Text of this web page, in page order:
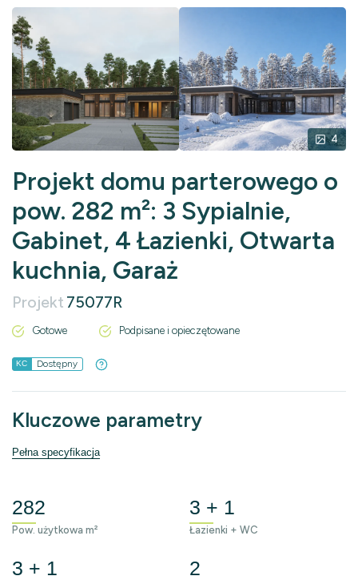
4
Projekt domu parterowego o
pow. 282 m²: 3 Sypialnie,
Gabinet, 4 Łazienki, Otwarta
kuchnia, Garaż
Projekt 75077R
Gotowe Podpisane i opieczętowane
KC Dostępny
Kluczowe parametry
Pełna specyfikacja
282
Pow. użytkowa m²
3 + 1
Łazienki + WC
3 + 1 2